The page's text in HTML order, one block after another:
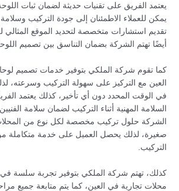
يعتمد الفريق على تقنيات حديثة لضمان ثبات
يمكن للعملاء الاطمئنان إلى جودة التركيب
تقديم استشارات متخصصة لتحديد الموقع المثالي
أيضًا تهتم الشركة بضمان التناسق بين تصميم
كما تقوم شركة الملكي بتوفير خدمات تصميم
العين مع التركيز على سهولة التركيب وسرعته،
في الوقت المحدد دون أي تأخير، كذلك يعتمد
السلامة المهنية أثناء التركيب لضمان سلامة
الشركة حلول تركيب مخصصة لكل نوع من
صغيرة، لذلك يحصل العميل على خدمة متكاملة
التركيب.
كذلك، تهتم شركة الملكي بتوفير تجربة سلسة
محلات تجارية في العين، كما يتم متابعة جميع